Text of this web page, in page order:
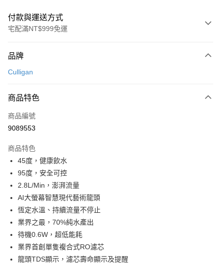
付款與運送方式
宅配滿NT$999免運
信用卡一次付款
3 期 0 利率 每期
合作金庫商業銀行
上海商業儲蓄銀行
臺灣中小企業銀行
匯豐（台灣）商業銀行
聯邦商業銀行
元大商業銀行
玉山商業銀行
台灣樂天信用卡公司
合作金庫商業銀行
上海商業儲蓄銀行
國泰世華商業銀行
匯豐（台灣）商業銀行
聯邦商業銀行
元大商業銀行
玉山商業銀行
台新國際商業銀行
即享券
LINE Pay
Apple Pay
街口支付
Google Pay
ATM付款
運送方式
宅配
品牌
Culligan
商品特色
商品編號
9089553
商品特色
45度，健康飲水
95度，安全可控
2.8L/Min，澎湃流量
AI大螢幕智慧現代藝術龍頭
恆定水溫、持續流量不停止
業界之最，70%純水產出
待機0.6W，超低能耗
業界首創單隻複合式RO濾芯
龍頭TDS顯示，濾芯壽命顯示及提醒